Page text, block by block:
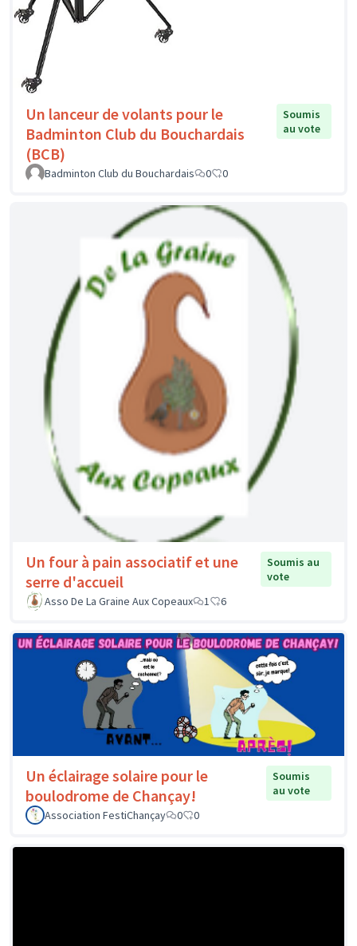
Un lanceur de volants pour le
Badminton Club du Bouchardais
(BCB)
Soumis
au vote
Badminton Club du Bouchardais 0 0
Un four à pain associatif et une
serre d'accueil
Soumis au
vote
Asso De La Graine Aux Copeaux
1 6
Un éclairage solaire pour le
boulodrome de Chançay!
Soumis
au vote
Association FestiChançay
0 0